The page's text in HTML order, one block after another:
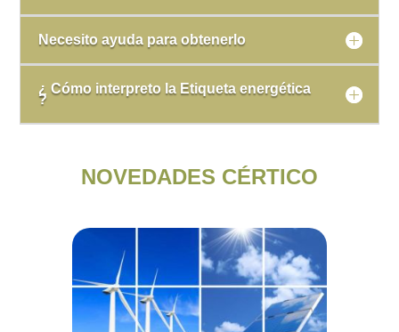
Necesito ayuda para obtenerlo
¿ Cómo interpreto la Etiqueta energética
?
NOVEDADES CÉRTICO